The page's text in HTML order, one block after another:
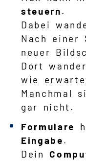
steuern.
Dabei
Nach einer
neuer
Dort
wie
Manchmal
gar nicht.
Formulare
Eingabe.
Dein